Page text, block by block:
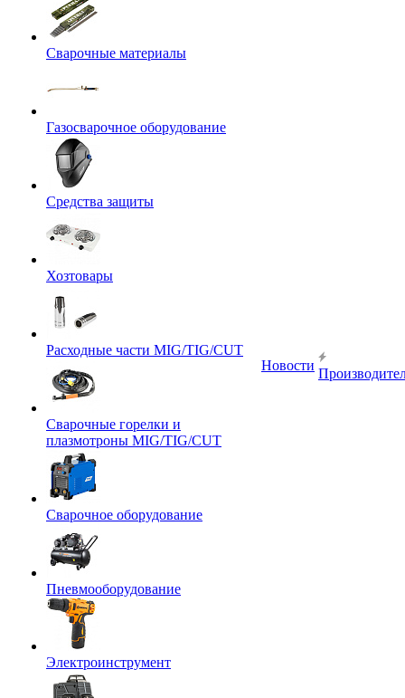
Сварочные материалы
Газосварочное оборудование
Средства защиты
Хозтовары
Расходные части MIG/TIG/CUT
Сварочные горелки и
плазмотроны MIG/TIG/CUT
Сварочное оборудование
Пневмооборудование
Электроинструмент
Новости